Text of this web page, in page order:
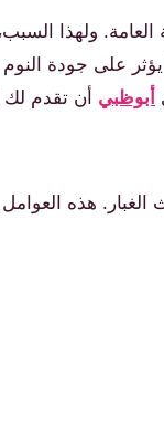
العامة. ولهذا
يؤثر على جودة
أبوظبي أن تقدم لك
الغبار. هذه